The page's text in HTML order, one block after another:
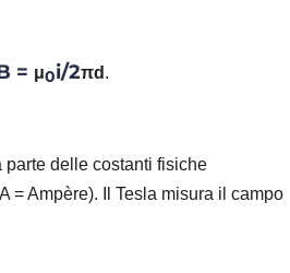
= μ0i/2πd .
parte delle costanti fisiche
= Ampère). Il Tesla misura il campo